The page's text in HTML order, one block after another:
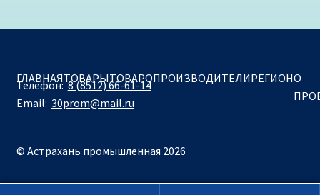
ГЛАВНАЯТОВАРЫТОВАРОПРОИЗВОДИТЕЛИРЕГИОНО
Телефон:8 (8512) 66-61-14
Email: 30prom@mail.ru
© Астрахань промышленная 2026